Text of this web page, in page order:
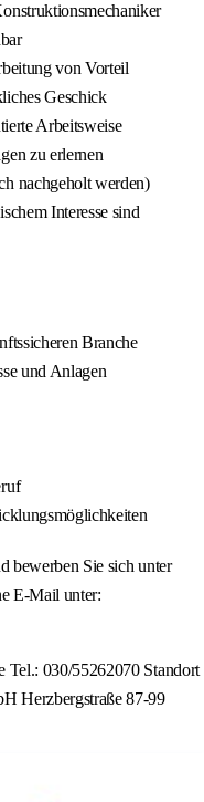
von Vorteil
Geschick
Arbeitsweise
zu erlernen
nachgeholt werden)
Interesse sind
Branche
und Anlagen
bewerben Sie sich unter
E-Mail unter:
030/55262070 Standort
Herzbergstraße 87-99